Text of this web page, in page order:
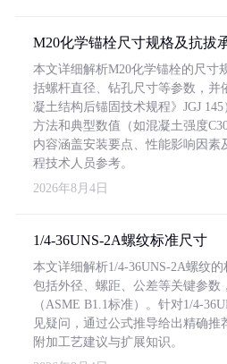
M20化学锚栓尺寸规格及抗拔
本文详细解析M20化学锚栓的尺寸
括螺杆直径、钻孔尺寸等参数，并
凝土结构后锚固技术规程》JGJ
方法和典型数值（如混凝土强度
内容涵盖安装要点、性能影响因素
程技术人员参考。
2026年8月4日
1/4-36UNS-2A螺纹标准尺寸
本文详细解析1/4-36UNS-2A螺纹的
包括外径、螺距、公差等关键参数
（ASME B1.1标准）。针对1/4-
见疑问，通过公式推导给出精确推
附加工艺建议与扩展知识。